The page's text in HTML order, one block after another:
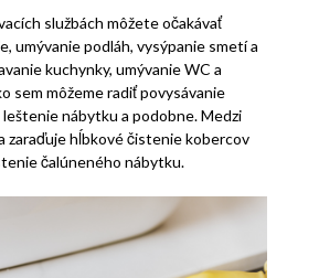
službách môžete očakávať
umývanie podláh, vysýpanie smetí a
kuchynky, umývanie WC a
sem môžeme radiť povysávanie
nábytku a podobne. Medzi
zaraďuje hĺbkové čistenie kobercov
čalúneného nábytku.